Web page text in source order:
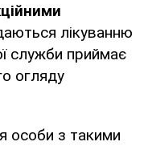
лікуванню
служби приймає
огляду
особи з такими